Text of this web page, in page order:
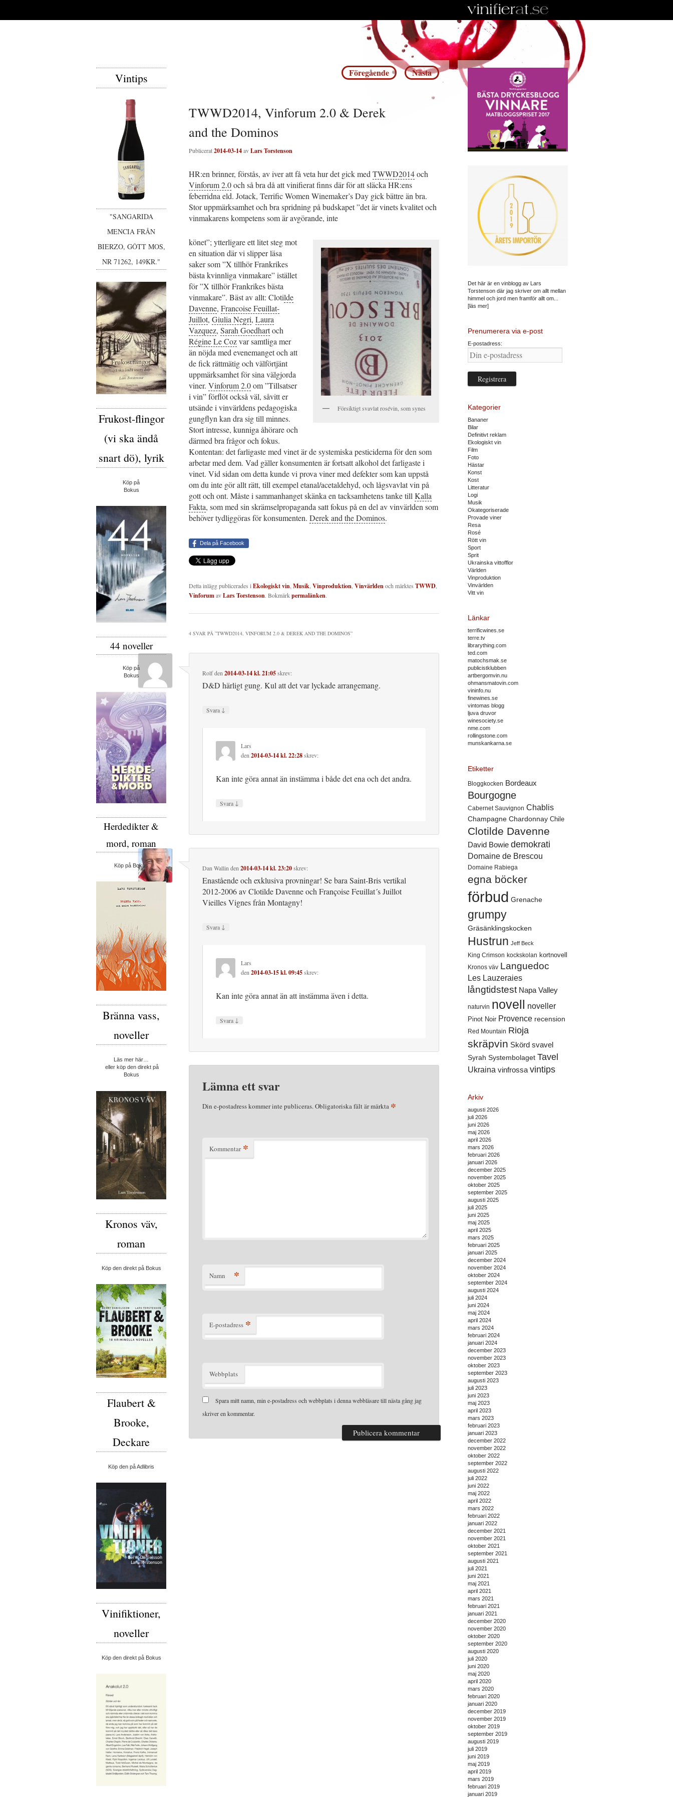
Inläggsnavigering
Föregående Nästa
TWWD2014, Vinforum 2.0 & Derek
and the Dominos
Publicerat2014-03-14avLars Torstenson
HR:en brinner, förstås, av iver att få veta hur det gick med TWWD2014och
Vinforum 2.0och så bra då att vinifierat finns där för att släcka HR:ens
feberridna eld. Jotack, Terrific Women Winemaker’s Day gick bättre än bra.
Stor uppmärksamhet och bra spridning på budskapet ”det är vinets kvalitet och
vinmakarens kompetens som är avgörande, inte
Försiktigt svavlat rosévin, som synes
könet”; ytterligare ett litet steg mot
en situation där vi slipper läsa
saker som ”X tillhör Frankrikes
bästa kvinnliga vinmakare” istället
för ”X tillhör Frankrikes bästa
vinmakare”. Bäst av allt: Clotilde
Davenne, Francoise Feuillat-
Juillot, Giulia Negri, Laura
Vazquez, Sarah Goedhartoch
Régine Le Cozvar samtliga mer
än nöjda med evenemanget och att
de fick rättmätig och välförtjänt
uppmärksamhet för sina välgjorda
viner. Vinforum 2.0om ”Tillsatser
i vin” förflöt också väl, såvitt er
utsände i vinvärldens pedagogiska
gungflyn kan dra sig till minnes.
Stort intresse, kunniga åhörare och
därmed bra frågor och fokus.
Kontentan: det farligaste med vinet är de systemiska pesticiderna för den som
arbetar med dem. Vad gäller konsumenten är fortsatt alkohol det farligaste i
vinet. Vid sidan om detta kunde vi prova viner med defekter som kan uppstå
om du inte gör allt rätt, till exempel etanal/acetaldehyd, och lågsvavlat vin på
gott och ont. Måste i sammanhanget skänka en tacksamhetens tanke till Kalla
Fakta, som med sin skrämselpropaganda satt fokus på en del av vinvärlden som
behöver tydliggöras för konsumenten. Derek and the Dominos.
Dela på Facebook
Detta inlägg publicerades i Ekologiskt vin Musik Vinproduktion Vinvärldenoch märktes TWWD
VinforumavLars Torstenson. Bokmärkpermalänken.
4 SVAR PÅ ”TWWD2014, VINFORUM 2.0 & DEREK AND THE DOMINOS”
Rolfden 2014-03-14 kl. 21:05skrev:
D&D härligt gung. Kul att det var lyckade arrangemang.
Svara ↓
Lars
den 2014-03-14 kl. 22:28skrev:
Kan inte göra annat än instämma i både det ena och det andra.
Svara ↓
Dan Wallin den 2014-03-14 kl. 23:20skrev:
Enastående och exklusiva provningar! Se bara Saint-Bris vertikal
2012-2006 av Clotilde Davenne och Françoise Feuillat´s Juillot
Vieilles Vignes från Montagny!
Svara ↓
Lars
den 2014-03-15 kl. 09:45skrev:
Kan inte göra annat än att instämma även i detta.
Svara ↓
Lämna ett svar
Din e-postadress kommer inte publiceras.Obligatoriska fält är märkta *
Kommentar *
Namn *
E-postadress *
Webbplats
Spara mitt namn, min e-postadress och webbplats i denna webbläsare till nästa gång jag
skriver en kommentar.
Det här är en vinblogg av Lars
Torstenson där jag skriver om allt mellan
himmel och jord men framför allt om...
[läs mer]
Prenumerera via e-post
E-postadress:
Kategorier
Bananer
Bilar
Definitivt reklam
Ekologiskt vin
Film
Foto
Hästar
Konst
Kost
Litteratur
Logi
Musik
Okategoriserade
Provade viner
Resa
Rosé
Rött vin
Sport
Sprit
Ukrainska vittofflor
Världen
Vinproduktion
Vinvärlden
Vitt vin
Länkar
terrificwines.se
terre.tv
librarything.com
ted.com
matochsmak.se
publicistklubben
artbergomvin.nu
ohmansmatovin.com
vininfo.nu
finewines.se
vintomas blogg
ljuva druvor
winesociety.se
nme.com
rollingstone.com
munskankarna.se
Etiketter
Bloggkocken Bordeaux
Bourgogne
Cabernet Sauvignon Chablis
Champagne Chardonnay Chile
Clotilde Davenne
David Bowie demokrati
Domaine de Brescou
Domaine Rabiega
egna böcker
förbud Grenache
grumpy
Gräsänklingskocken
Hustrun Jeff Beck
King Crimson kockskolan kortnovell
Kronos väv Languedoc
Les Lauzeraies
långtidstest Napa Valley
naturvin novell noveller
Pinot Noir Provence recension
Red Mountain Rioja
skräpvin Skörd svavel
Syrah Systembolaget Tavel
Ukraina vinfrossa vintips
Arkiv
augusti 2026
juli 2026
juni 2026
maj 2026
april 2026
mars 2026
februari 2026
januari 2026
december 2025
november 2025
oktober 2025
september 2025
augusti 2025
juli 2025
juni 2025
maj 2025
april 2025
mars 2025
februari 2025
januari 2025
december 2024
november 2024
oktober 2024
september 2024
augusti 2024
juli 2024
juni 2024
maj 2024
april 2024
mars 2024
februari 2024
januari 2024
december 2023
november 2023
oktober 2023
september 2023
augusti 2023
juli 2023
juni 2023
maj 2023
april 2023
mars 2023
februari 2023
januari 2023
december 2022
november 2022
oktober 2022
september 2022
augusti 2022
juli 2022
juni 2022
maj 2022
april 2022
mars 2022
februari 2022
januari 2022
december 2021
november 2021
oktober 2021
september 2021
augusti 2021
juli 2021
juni 2021
maj 2021
april 2021
mars 2021
februari 2021
januari 2021
december 2020
november 2020
oktober 2020
september 2020
augusti 2020
juli 2020
juni 2020
maj 2020
april 2020
mars 2020
februari 2020
januari 2020
december 2019
november 2019
oktober 2019
september 2019
augusti 2019
juli 2019
juni 2019
maj 2019
april 2019
mars 2019
februari 2019
januari 2019
Vintips
"SANGARIDA
MENCIA FRÅN
BIERZO, GÔTT MOS,
NR 71262, 149KR."
Frukost-flingor
(vi ska ändå
snart dö), lyrik
Köp på
Bokus
44 noveller
Köp på
Bokus
Herdedikter &
mord, roman
Köp på Bokus
Bränna vass,
noveller
Läs mer här…
eller köp den direkt på
Bokus
Kronos väv,
roman
Köp den direkt på Bokus
Flaubert &
Brooke,
Deckare
Köp den på Adlibris
Vinifiktioner,
noveller
Köp den direkt på Bokus